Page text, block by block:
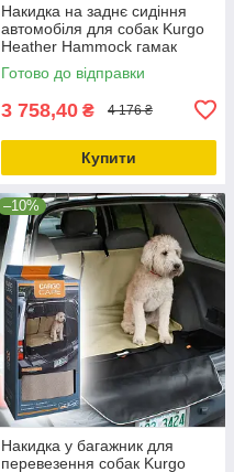
Накидка на заднє сидіння
автомобіля для собак Kurgo
Heather Hammock гамак
140х142 см (K01597)
Готово до відправки
3 758,40 ₴ 4 176 ₴
Купити
–10%
Накидка у багажник для
перевезення собак Kurgo